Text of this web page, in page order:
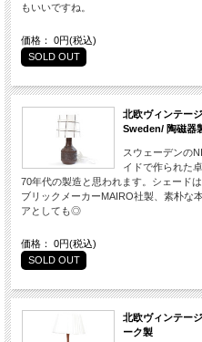
もいいですね。
価格： 0円(税込)
SOLD OUT
北欧ヴィン
Sweden/ 陶磁器
スウェーデンの
イドで作られた
70年代の製造と思われます。シェード
ブリックメーカーMAIRO社製、素朴な
アとしても◎
価格： 0円(税込)
SOLD OUT
北欧ヴィン
ーク製